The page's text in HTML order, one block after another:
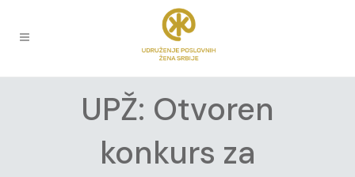
UPŽ: Otvoren
konkurs za